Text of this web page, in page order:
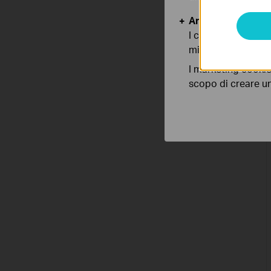
Analytics e
I cookies analitici
migliorarne le
I marketing
scopo di creare